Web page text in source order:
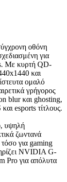
οθόνη
για
Με κυρτή QD-
και
ομαλό
γρήγορος
blur και ghosting,
esports τίτλους.
υψηλή
ζωντανά
για gaming
NVIDIA G-
Pro για απόλυτα